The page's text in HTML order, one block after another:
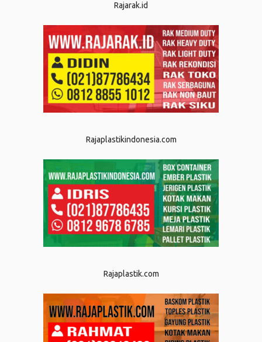
Rajarak.id
Rajaplastikindonesia.com
Rajaplastik.com